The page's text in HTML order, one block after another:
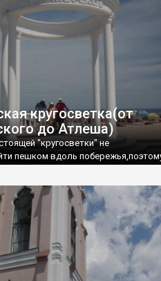
кругосветка(от
до Атлеша)
"кругосветки" не
пешком вдоль